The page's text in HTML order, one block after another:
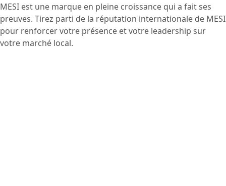
MESI est une marque en pleine croissance qui a fait ses
preuves. Tirez parti de la réputation internationale de MESI
pour renforcer votre présence et votre leadership sur
votre marché local.